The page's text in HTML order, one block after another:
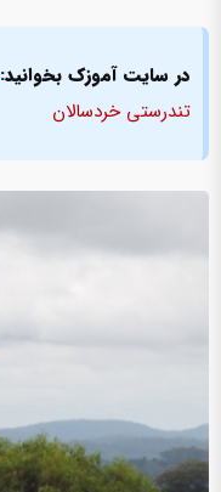
در سایت آموزک بخوانید:
تندرستی خردسالان